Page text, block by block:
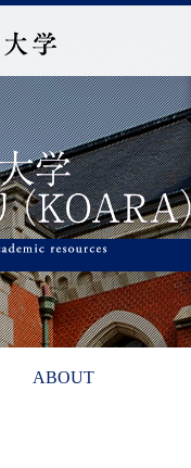
ABOUT